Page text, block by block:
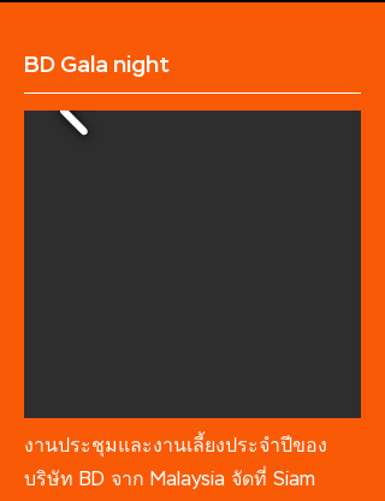
BD Gala night
งานประชุมและงานเลี้ยงประจำปีของ
บริษัท BD จาก Malaysia จัดที่ Siam